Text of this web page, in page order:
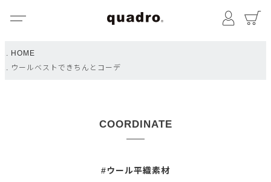
マイペ
HOME
ウールベストできちんとコーデ
COORDINATE
#ウール平織素材